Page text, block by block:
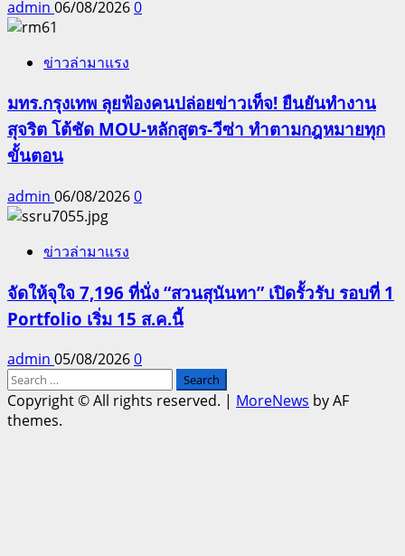
admin 06/08/20260
ข่าวล่ามาแรง
มทร.กรุงเทพ ลุยฟ้องคนปล่อยข่าวเท็จ! ยืนยันทำงาน
สุจริต โต้ชัด MOU-หลักสูตร-วีซ่า ทำตามกฎหมายทุก
ขั้นตอน
admin 06/08/20260
ข่าวล่ามาแรง
จัดให้จุใจ 7,196 ที่นั่ง “สวนสุนันทา” เปิดรั้วรับ รอบที่ 1
Portfolio เริ่ม 15 ส.ค.นี้
admin 05/08/20260
Search
for:
Copyright © All rights reserved. | MoreNews by AF
themes.